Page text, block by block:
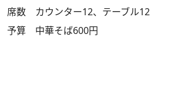
席数 カウンター12、テーブル12
予算 中華そば600円